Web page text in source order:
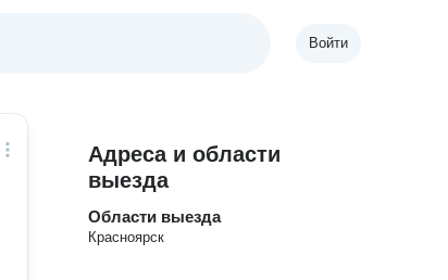
Войти
Адреса и области
выезда
Области выезда
Красноярск